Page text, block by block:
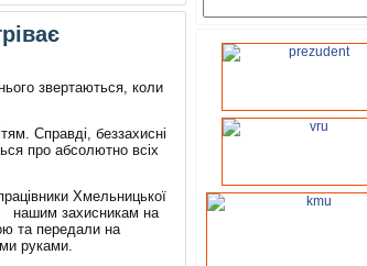
звертаються, коли
Справді, беззахисні
про абсолютно всіх
Хмельницької
нашим захисникам на
та передали на
руками.